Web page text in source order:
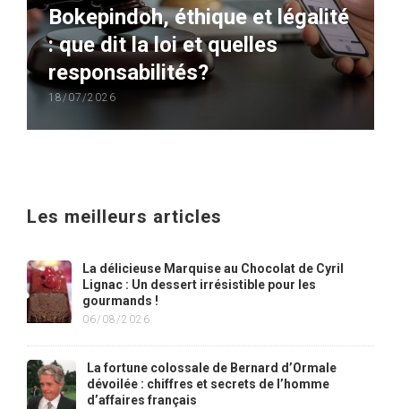
Bokepindoh, éthique et légalité
: que dit la loi et quelles
responsabilités?
18/07/2026
Les meilleurs articles
La délicieuse Marquise au Chocolat de Cyril
Lignac : Un dessert irrésistible pour les
gourmands !
06/08/2026
La fortune colossale de Bernard d’Ormale
dévoilée : chiffres et secrets de l’homme
d’affaires français